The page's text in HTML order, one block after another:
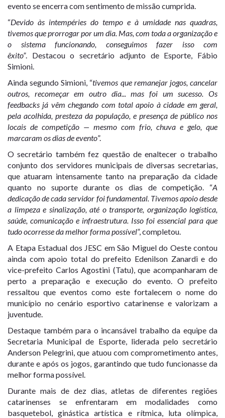
evento se encerra com sentimento de missão cumprida.
“Devido às intempéries do tempo e à umidade nas quadras,
tivemos que prorrogar por um dia. Mas, com toda a organização e
o sistema funcionando, conseguimos fazer isso com
êxito”. Destacou o secretário adjunto de Esporte, Fábio
Simioni.
Ainda segundo Simioni, “tivemos que remanejar jogos, cancelar
outros, recomeçar em outro dia... mas foi um sucesso. Os
feedbacks já vêm chegando com total apoio à cidade em geral,
pela acolhida, presteza da população, e presença de público nos
locais de competição — mesmo com frio, chuva e gelo, que
marcaram os dias de evento”.
O secretário também fez questão de enaltecer o trabalho
conjunto dos servidores municipais de diversas secretarias,
que atuaram intensamente tanto na preparação da cidade
quanto no suporte durante os dias de competição. “A
dedicação de cada servidor foi fundamental. Tivemos apoio desde
a limpeza e sinalização, até o transporte, organização logística,
saúde, comunicação e infraestrutura. Isso foi essencial para que
tudo ocorresse da melhor forma possível”, completou.
A Etapa Estadual dos JESC em São Miguel do Oeste contou
ainda com apoio total do prefeito Edenilson Zanardi e do
vice-prefeito Carlos Agostini (Tatu), que acompanharam de
perto a preparação e execução do evento. O prefeito
ressaltou que eventos como este fortalecem o nome do
município no cenário esportivo catarinense e valorizam a
juventude.
Destaque também para o incansável trabalho da equipe da
Secretaria Municipal de Esporte, liderada pelo secretário
Anderson Pelegrini, que atuou com comprometimento antes,
durante e após os jogos, garantindo que tudo funcionasse da
melhor forma possível.
Durante mais de dez dias, atletas de diferentes regiões
catarinenses se enfrentaram em modalidades como
basquetebol, ginástica artística e rítmica, luta olímpica,